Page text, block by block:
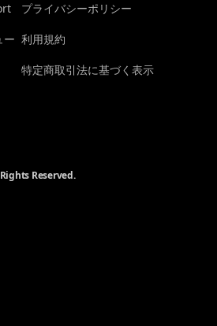
ー
プライバシーポリシー
利用規約
特定商取引法に基づく表示
Reserved.